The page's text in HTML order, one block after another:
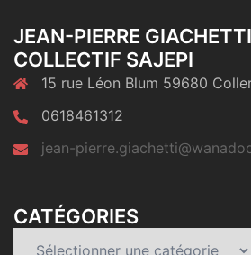
JEAN-PIERRE
COLLECTIF SAJEPI
15 rue Léon Blum 59680
0618461312
jean-
CATÉGORIES